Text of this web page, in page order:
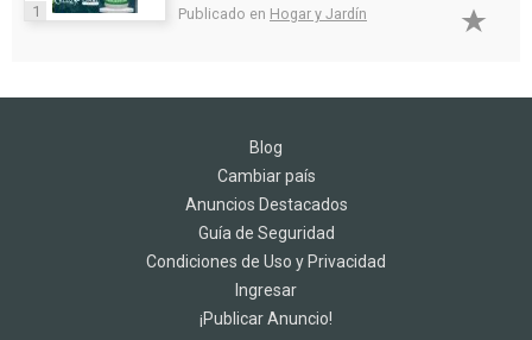
1 Publicado en Hogar y Jardín
Blog
Cambiar país
Anuncios Destacados
Guía de Seguridad
Condiciones de Uso y Privacidad
Ingresar
¡Publicar Anuncio!